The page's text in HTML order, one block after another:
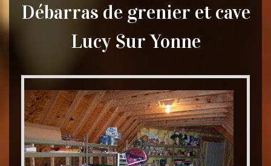
Débarras de grenier et cave
Lucy Sur Yonne